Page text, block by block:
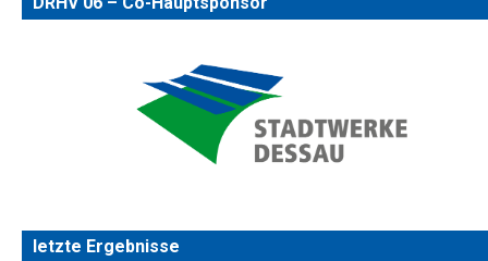
letzte Ergebnisse